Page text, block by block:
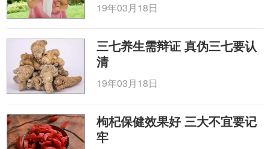
19年03月18日
三七养生需辩证 真伪三七要认
清
19年03月18日
枸杞保健效果好 三大不宜要记
牢